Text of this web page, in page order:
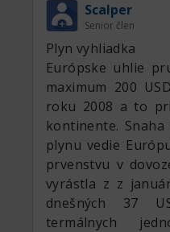
Scalper
Senior člen
Plyn vyhliadka
Európske uhlie
maximum 200
roku 2008 a to
kontinente.
plynu vedie
prvenstvu v
vyrástla z z
dnešných 37
termálnych